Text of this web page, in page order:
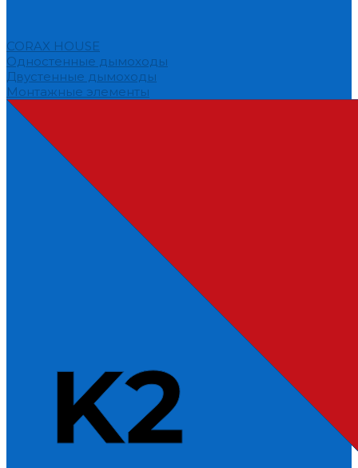
CORAX HOUSE
Одностенные дымоходы
Двустенные дымоходы
Монтажные элементы